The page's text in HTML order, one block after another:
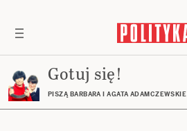
Gotuj się!
PISZĄ BARBARA I AGATA ADAMCZEWSKIE